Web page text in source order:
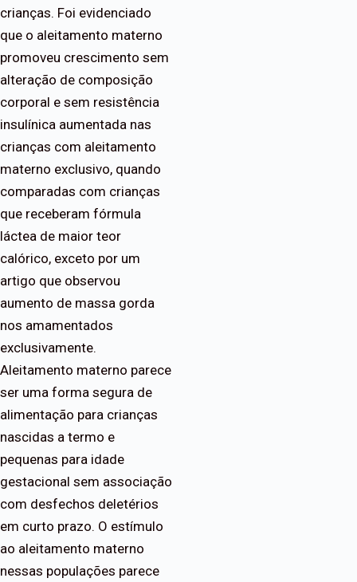
crianças. Foi evidenciado
que o aleitamento materno
promoveu crescimento sem
alteração de composição
corporal e sem resistência
insulínica aumentada nas
crianças com aleitamento
materno exclusivo, quando
comparadas com crianças
que receberam fórmula
láctea de maior teor
calórico, exceto por um
artigo que observou
aumento de massa gorda
nos amamentados
exclusivamente.
Aleitamento materno parece
ser uma forma segura de
alimentação para crianças
nascidas a termo e
pequenas para idade
gestacional sem associação
com desfechos deletérios
em curto prazo. O estímulo
ao aleitamento materno
nessas populações parece